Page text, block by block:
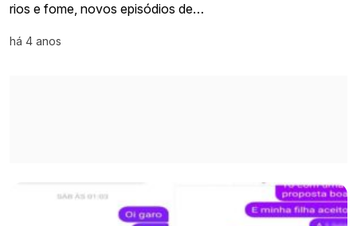
rios e fome, novos episódios de…
há 4 anos